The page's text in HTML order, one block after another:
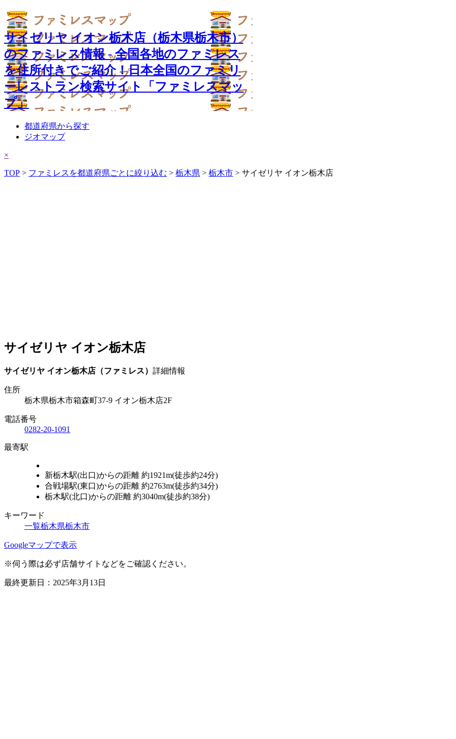
サイゼリヤ イオン栃木店（栃木県栃木市）
のファミレス情報 - 全国各地のファミレス
を住所付きでご紹介！日本全国のファミリ
ーレストラン検索サイト「ファミレスマッ
プ」
都道府県から探す
ジオマップ
×
TOP > ファミレスを都道府県ごとに絞り込む > 栃木県 > 栃木市 > サイゼリヤ イオン栃木店
サイゼリヤ イオン栃木店
サイゼリヤ イオン栃木店（ファミレス） 詳細情報
住所
栃木県栃木市箱森町37-9 イオン栃木店2F
電話番号
0282-20-1091
最寄駅
新栃木駅(出口)からの距離 約1921m(徒歩約24分)
合戦場駅(東口)からの距離 約2763m(徒歩約34分)
栃木駅(北口)からの距離 約3040m(徒歩約38分)
キーワード
一覧栃木県栃木市
Googleマップで表示
※伺う際は必ず店舗サイトなどをご確認ください。
最終更新日：2025年3月13日